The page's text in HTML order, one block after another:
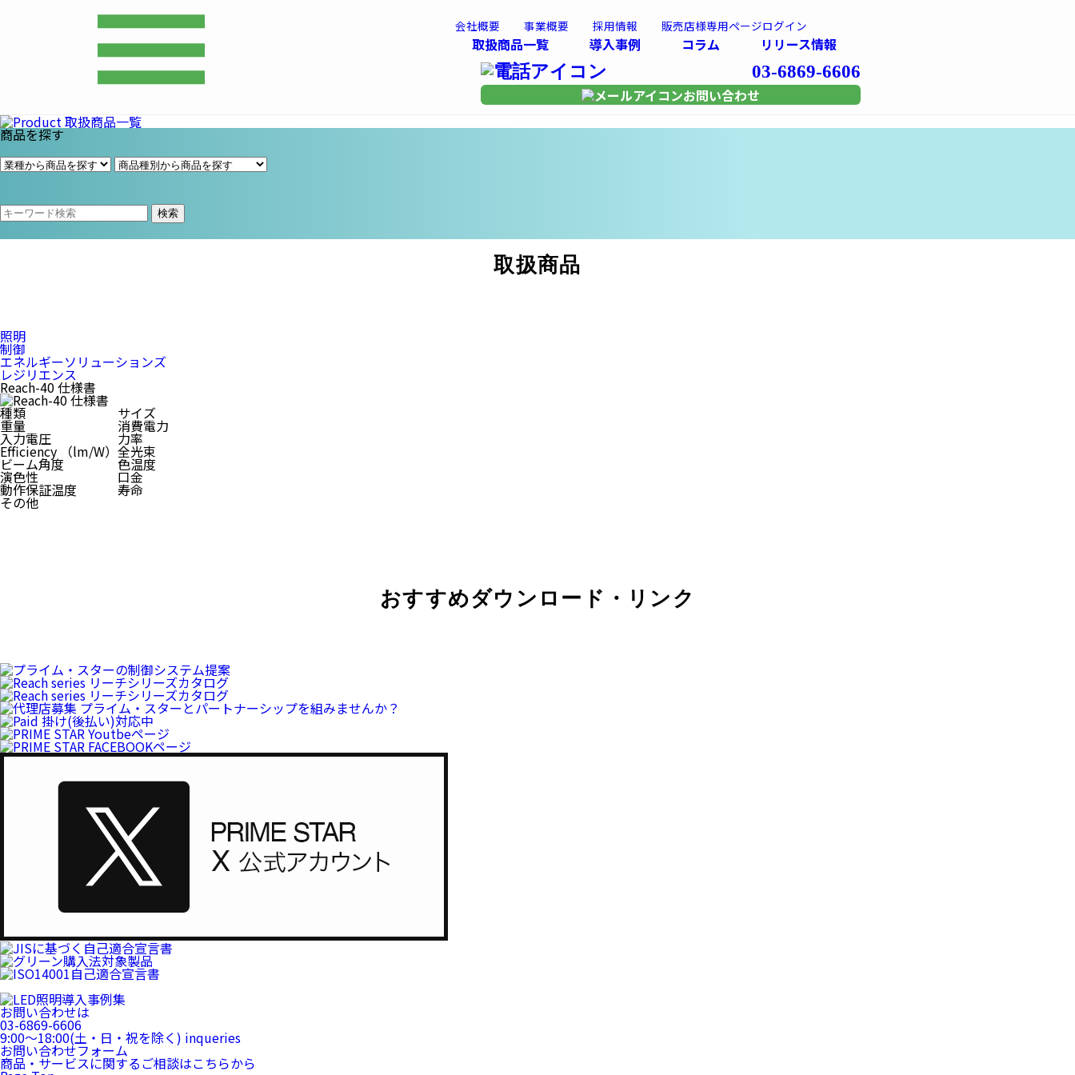
プライム・スター株式会社
会社概要 事業概要 採用情報 販売店様専用ページログイン
取扱商品一覧 導入事例 コラム リリース情報
03-6869-6606
お問い合わせ
商品を探す
検索
取扱商品
照明
制御
エネルギーソリューションズ
レジリエンス
Reach-40 仕様書
種類
サイズ
重量 消費電力
入力電圧 力率
Efficiency （lm/W） 全光束
ビーム角度 色温度
演色性 口金
動作保証温度 寿命
その他
おすすめダウンロード・リンク
お問い合わせは
03-6869-6606
9:00〜18:00(土・日・祝を除く) inqueries
お問い合わせフォーム
商品・サービスに関するご相談はこちらから